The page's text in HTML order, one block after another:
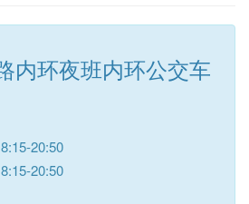
内环夜班内环公交车
20:50
20:50